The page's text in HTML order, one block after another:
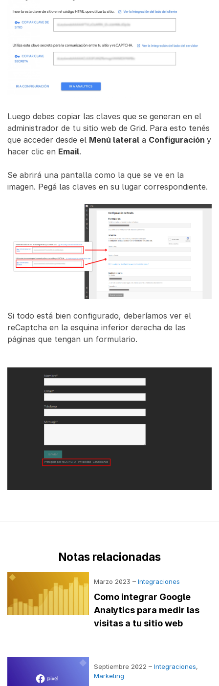
Luego debes copiar las claves que se generan en el
administrador de tu sitio web de Grid. Para esto tenés
que acceder desde el Menú lateral a Configuración y
hacer clic en Email.
Se abrirá una pantalla como la que se ve en la
imagen. Pegá las claves en su lugar correspondiente.
Si todo está bien configurado, deberíamos ver el
reCaptcha en la esquina inferior derecha de las
páginas que tengan un formulario.
Notas relacionadas
Marzo 2023 –Integraciones
Como integrar Google
Analytics para medir las
visitas a tu sitio web
Septiembre 2022 –Integraciones,
Marketing